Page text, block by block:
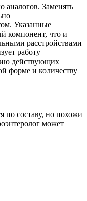
аналогов. Заменять
Указанные
компонент, что и
расстройствами
работу
действующих
форме и количеству
по составу, но похожи
может